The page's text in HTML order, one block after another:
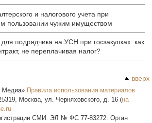
и налогового учета при
пользовании чужим имуществом
подрядчика на УСН при госзакупках: как
не переплачивая налог?
вверх
Медиа» Правила использования материалов
Москва ул. Черняховского, д. 16 (на
СМИ: ЭЛ № ФС 77-83272. Орган